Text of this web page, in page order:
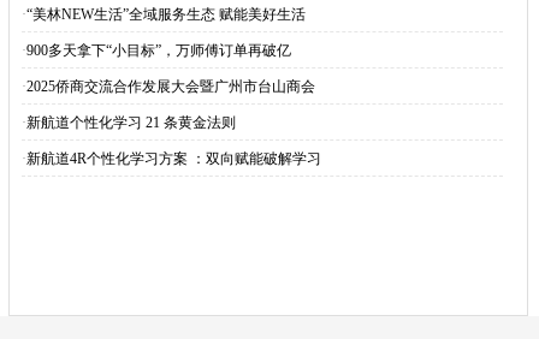
·“美林NEW生活”全域服务生态 赋能美好生活
·900多天拿下“小目标”，万师傅订单再破亿
·2025侨商交流合作发展大会暨广州市台山商会
·新航道个性化学习 21 条黄金法则
·新航道4R个性化学习方案 ：双向赋能破解学习